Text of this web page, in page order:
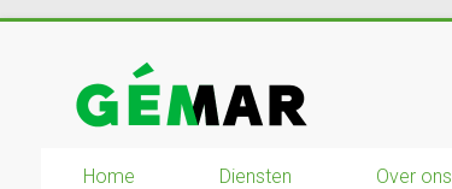
GEMAR
natuurbouw
Home Diensten Over ons